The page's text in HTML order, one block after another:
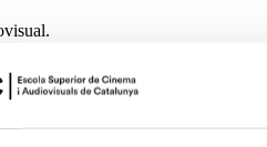
necessaris per a la producció
i de tècnica audiovisuals
ne el resultat, tant a nivell individual